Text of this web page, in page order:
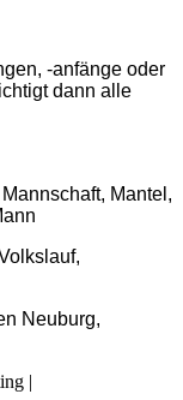
-anfänge oder
dann alle
Mantel,
Neuburg,
|